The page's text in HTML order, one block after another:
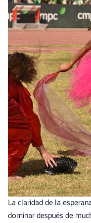
La claridad de la
dominar después de